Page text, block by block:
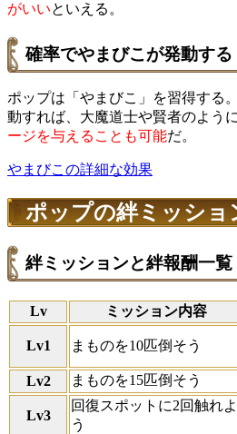
がいいといえる。
確率でやまびこが発動する
ポップは「やまびこ」を習得する
動すれば、大魔道士や賢者のよう
ージを与えることも可能だ。
やまびこの詳細な効果
ポップの絆ミッショ
絆ミッションと絆報酬一覧
Lv ミッション内容
Lv1 まものを10匹倒そう
Lv2
まものを15匹倒そう
Lv3
回復スポットに2回触れよ
う